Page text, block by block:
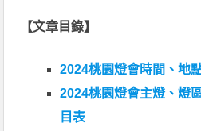
【文章目錄】
2024桃園燈會時間、地
2024桃園燈會主燈、燈
目表